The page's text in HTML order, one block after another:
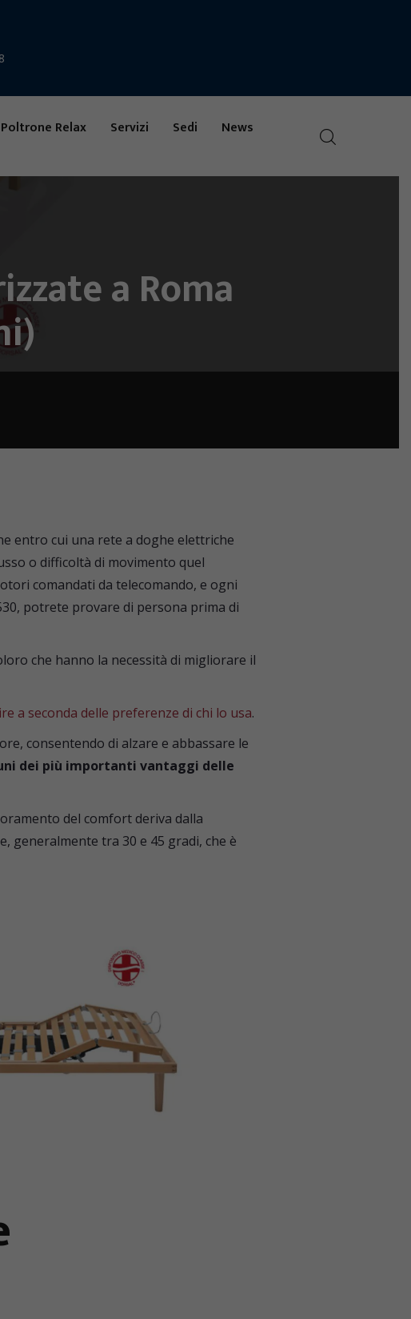
Poltrone Relax Servizi Sedi News
a Roma
entro cui una rete a doghe elettriche
o difficoltà di movimento quel
comandati da telecomando, e ogni
potrete provare di persona prima di
che hanno la necessità di migliorare il
a seconda delle preferenze di chi lo usa.
consentendo di alzare e abbassare le
dei più importanti vantaggi delle
del comfort deriva dalla
generalmente tra 30 e 45 gradi, che è